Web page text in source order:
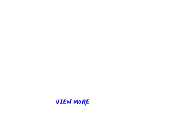
VIEW MORE